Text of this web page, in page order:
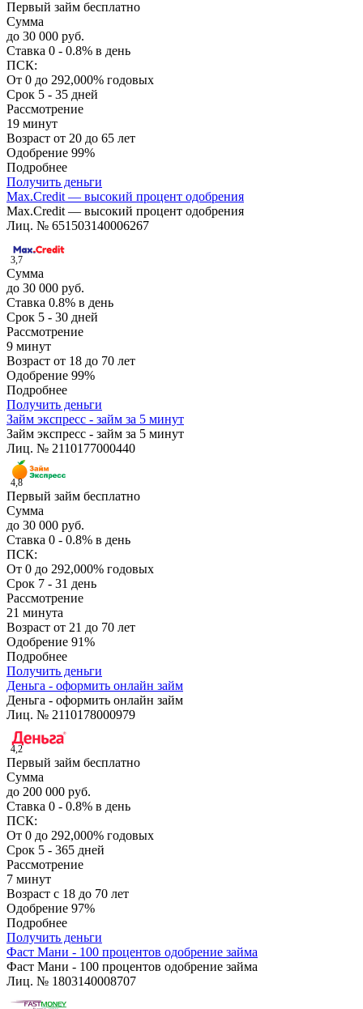
Первый займ бесплатно
Сумма
до 30 000 руб.
Ставка 0 - 0.8% в день
ПСК:
От 0 до 292,000% годовых
Срок 5 - 35 дней
Рассмотрение
19 минут
Возраст от 20 до 65 лет
Одобрение 99%
Подробнее
Получить деньги
Max.Credit — высокий процент одобрения
Max.Credit — высокий процент одобрения
Лиц. № 651503140006267
3,7
Сумма
до 30 000 руб.
Ставка 0.8% в день
Срок 5 - 30 дней
Рассмотрение
9 минут
Возраст от 18 до 70 лет
Одобрение 99%
Подробнее
Получить деньги
Займ экспресс - займ за 5 минут
Займ экспресс - займ за 5 минут
Лиц. № 2110177000440
4,8
Первый займ бесплатно
Сумма
до 30 000 руб.
Ставка 0 - 0.8% в день
ПСК:
От 0 до 292,000% годовых
Срок 7 - 31 день
Рассмотрение
21 минута
Возраст от 21 до 70 лет
Одобрение 91%
Подробнее
Получить деньги
Деньга - оформить онлайн займ
Деньга - оформить онлайн займ
Лиц. № 2110178000979
4,2
Первый займ бесплатно
Сумма
до 200 000 руб.
Ставка 0 - 0.8% в день
ПСК:
От 0 до 292,000% годовых
Срок 5 - 365 дней
Рассмотрение
7 минут
Возраст с 18 до 70 лет
Одобрение 97%
Подробнее
Получить деньги
Фаст Мани - 100 процентов одобрение займа
Фаст Мани - 100 процентов одобрение займа
Лиц. № 1803140008707